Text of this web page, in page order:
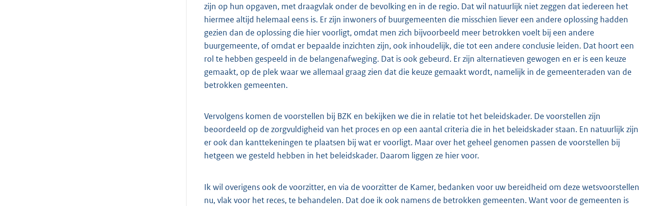
zijn op hun opgaven, met draagvlak onder de bevolking en in de regio. Dat wil natuurlijk niet zeggen dat iedereen het
hiermee altijd helemaal eens is. Er zijn inwoners of buurgemeenten die misschien liever een andere oplossing hadden
gezien dan de oplossing die hier voorligt, omdat men zich bijvoorbeeld meer betrokken voelt bij een andere
buurgemeente, of omdat er bepaalde inzichten zijn, ook inhoudelijk, die tot een andere conclusie leiden. Dat hoort een
rol te hebben gespeeld in de belangenafweging. Dat is ook gebeurd. Er zijn alternatieven gewogen en er is een keuze
gemaakt, op de plek waar we allemaal graag zien dat die keuze gemaakt wordt, namelijk in de gemeenteraden van de
betrokken gemeenten.
Vervolgens komen de voorstellen bij BZK en bekijken we die in relatie tot het beleidskader. De voorstellen zijn
beoordeeld op de zorgvuldigheid van het proces en op een aantal criteria die in het beleidskader staan. En natuurlijk zijn
er ook dan kanttekeningen te plaatsen bij wat er voorligt. Maar over het geheel genomen passen de voorstellen bij
hetgeen we gesteld hebben in het beleidskader. Daarom liggen ze hier voor.
Ik wil overigens ook de voorzitter, en via de voorzitter de Kamer, bedanken voor uw bereidheid om deze wetsvoorstellen
nu, vlak voor het reces, te behandelen. Dat doe ik ook namens de betrokken gemeenten. Want voor de gemeenten is